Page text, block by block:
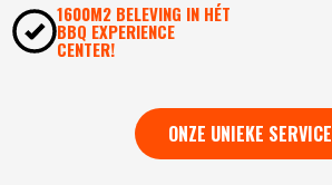
1600M2 BELEVING IN HÉT
BBQ EXPERIENCE
CENTER!
ONZE UNIEKE SERVICE